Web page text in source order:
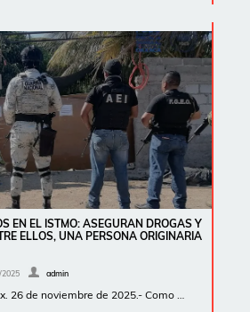
EN EL ISTMO: ASEGURAN DROGAS Y
ELLOS, UNA PERSONA ORIGINARIA
2025 admin
26 de noviembre de 2025.- Como …